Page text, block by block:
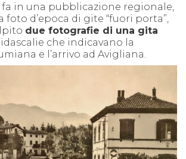
in una pubblicazione regionale,
foto d’epoca di gite “fuori porta”,
due fotografie di una gita
che indicavano la
e l’arrivo ad Avigliana.